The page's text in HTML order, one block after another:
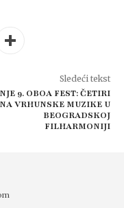
Sledeći tekst
9. OBOA FEST: ČETIRI
VRHUNSKE MUZIKE U
BEOGRADSKOJ
FILHARMONIJI